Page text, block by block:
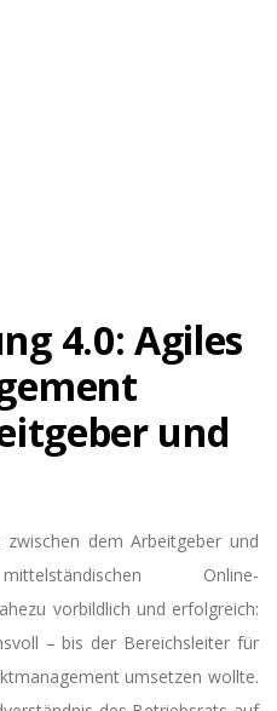
4.0: Agiles
und
dem Arbeitgeber und
Online-
vorbildlich und erfolgreich:
– bis der Bereichsleiter für
umsetzen wollte.